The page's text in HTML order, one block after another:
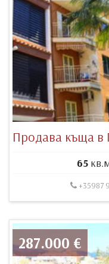
65
+35987
287.000 €